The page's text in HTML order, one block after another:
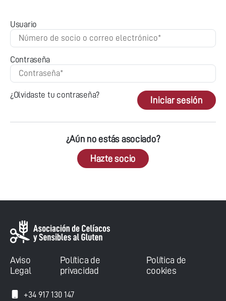
Usuario
Contraseña
¿Olvidaste tu contraseña?
Iniciar sesión
¿Aún no estás asociado?
Hazte socio
Aviso
Legal
Política de
privacidad
Política de
cookies
+34 917 130 147